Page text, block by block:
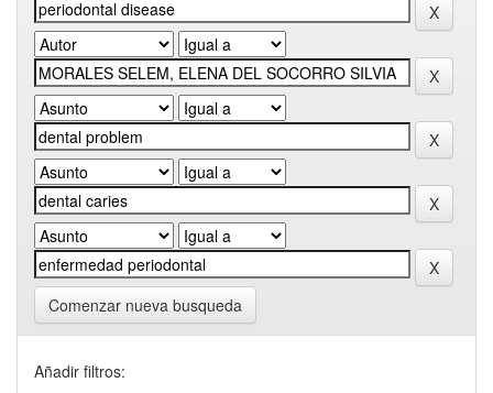
Comenzar nueva busqueda
Añadir filtros: